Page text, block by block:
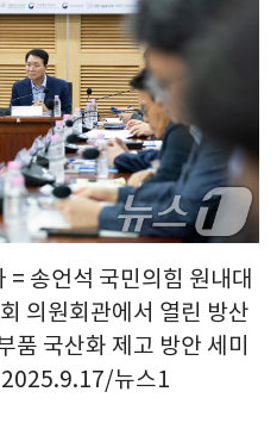
송언석 국민의힘 원내대
의원회관에서 열린 방산
국산화 제고 방안 세미
2025.9.17/뉴스1